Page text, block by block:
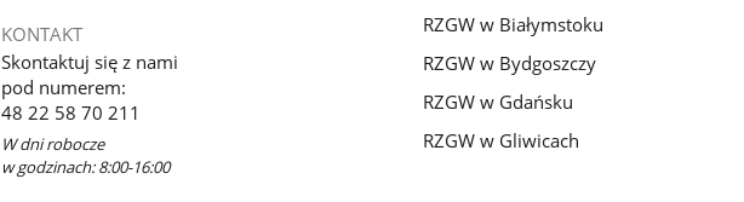
KONTAKT
Skontaktuj się z nami
pod numerem:
48 22 58 70 211
W dni robocze
w godzinach: 8:00-16:00
RZGW w Białymstoku
RZGW w Bydgoszczy
RZGW w Gdańsku
RZGW w Gliwicach